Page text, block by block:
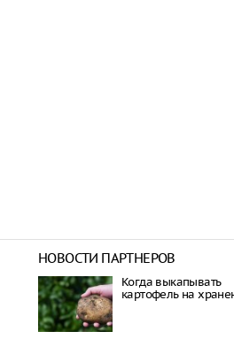
НОВОСТИ ПАРТНЕРОВ
Когда выкапывать
картофель на